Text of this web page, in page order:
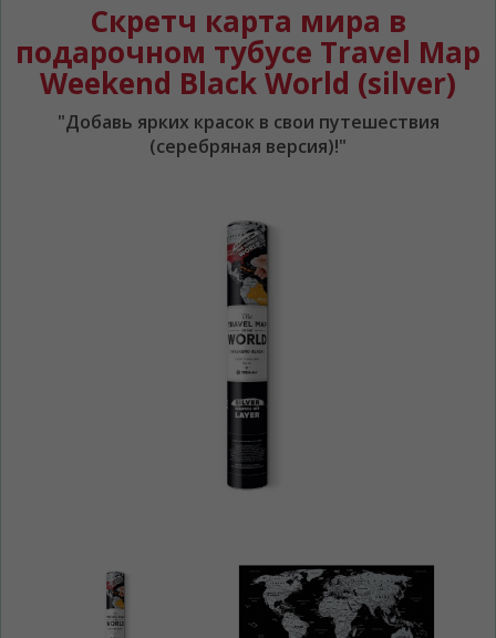
Скретч карта мира в
подарочном тубусе Travel Map
Weekend Black World (silver)
"Добавь ярких красок в свои путешествия
(серебряная версия)!"